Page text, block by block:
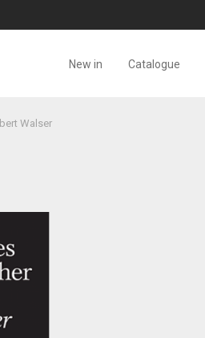
New in Catalogue
Walser